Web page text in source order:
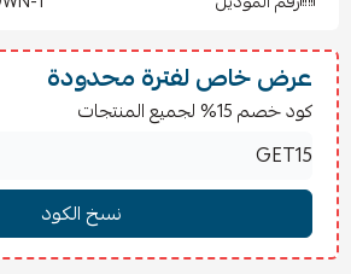
جلد عالي الجودة بملمس فاخر ومريح
مقعد واسع ومريح للاستخدام اليومي
مساند ذراعين عملية لدعم أفضل أثناء
أرجل سوداء متينة تمنح ثباتًا واستقرارًا
هيكل قوي مناسب للاستخدام الطويل
لون كلاسيكي يضيف فخامة ودفئًا للمكان
مثالي للمجالس وغرف المعيشة
عرض خاص لفترة محدودة
كود خصم 15% لجميع المنتجات